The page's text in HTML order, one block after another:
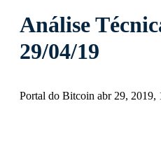
Análise
29/04/19
Portal do Bitcoin abr 29, 2019,